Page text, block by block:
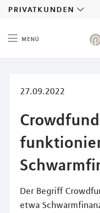
privatkunden
menü
27.09.2022
Der Begriff
etwa